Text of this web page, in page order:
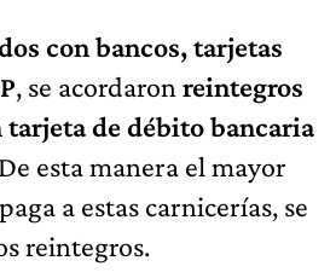
con bancos, tarjetas
, se acordaron reintegros
tarjeta de débito bancaria
esta manera el mayor
a estas carnicerías, se
reintegros.